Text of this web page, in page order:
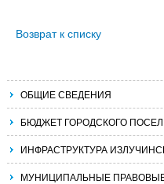
Возврат к списку
ОБЩИЕ СВЕДЕНИЯ
БЮДЖЕТ ГОРОДСКОГО
ИНФРАСТРУКТУРА
МУНИЦИПАЛЬНЫЕ